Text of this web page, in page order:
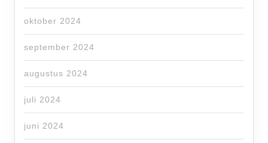
oktober 2024
september 2024
augustus 2024
juli 2024
juni 2024